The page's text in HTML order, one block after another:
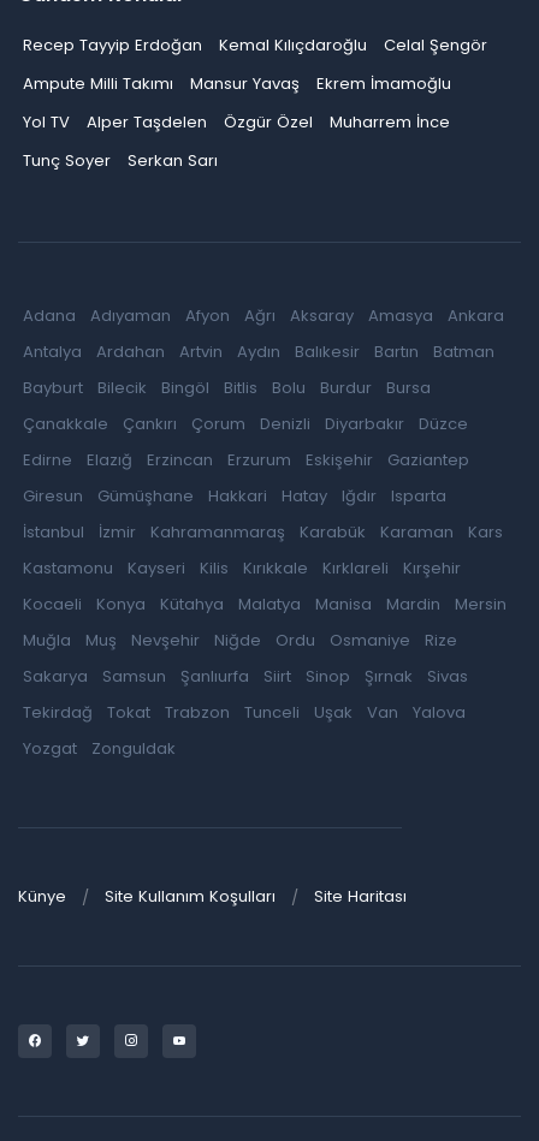
Recep Tayyip Erdoğan Kemal Kılıçdaroğlu
Celal Şengör
Ampute Milli Takımı
Mansur Yavaş
Ekrem İmamoğlu
Yol TV
Alper Taşdelen Özgür Özel
Muharrem İnce
Tunç Soyer
Serkan Sarı
Adana Adıyaman Afyon Ağrı Aksaray Amasya
Ankara
Antalya
Ardahan Artvin Aydın Balıkesir Bartın
Batman
Bayburt
Bilecik Bingöl Bitlis Bolu Burdur
Bursa
Çanakkale
Çankırı Çorum Denizli Diyarbakır
Düzce
Edirne
Elazığ Erzincan Erzurum Eskişehir
Gaziantep
Giresun
Gümüşhane Hakkari Hatay Iğdır
Isparta
İstanbul
İzmir Kahramanmaraş Karabük Karaman
Kars
Kastamonu
Kayseri Kilis Kırıkkale Kırklareli
Kırşehir
Kocaeli
Konya Kütahya Malatya Manisa Mardin
Mersin
Muğla
Muş Nevşehir Niğde Ordu Osmaniye
Rize
Sakarya
Samsun Şanlıurfa Siirt Sinop Şırnak
Sivas
Tekirdağ
Tokat Trabzon Tunceli Uşak Van
Yalova
Yozgat
Zonguldak
Künye Site Kullanım Koşulları Site Haritası